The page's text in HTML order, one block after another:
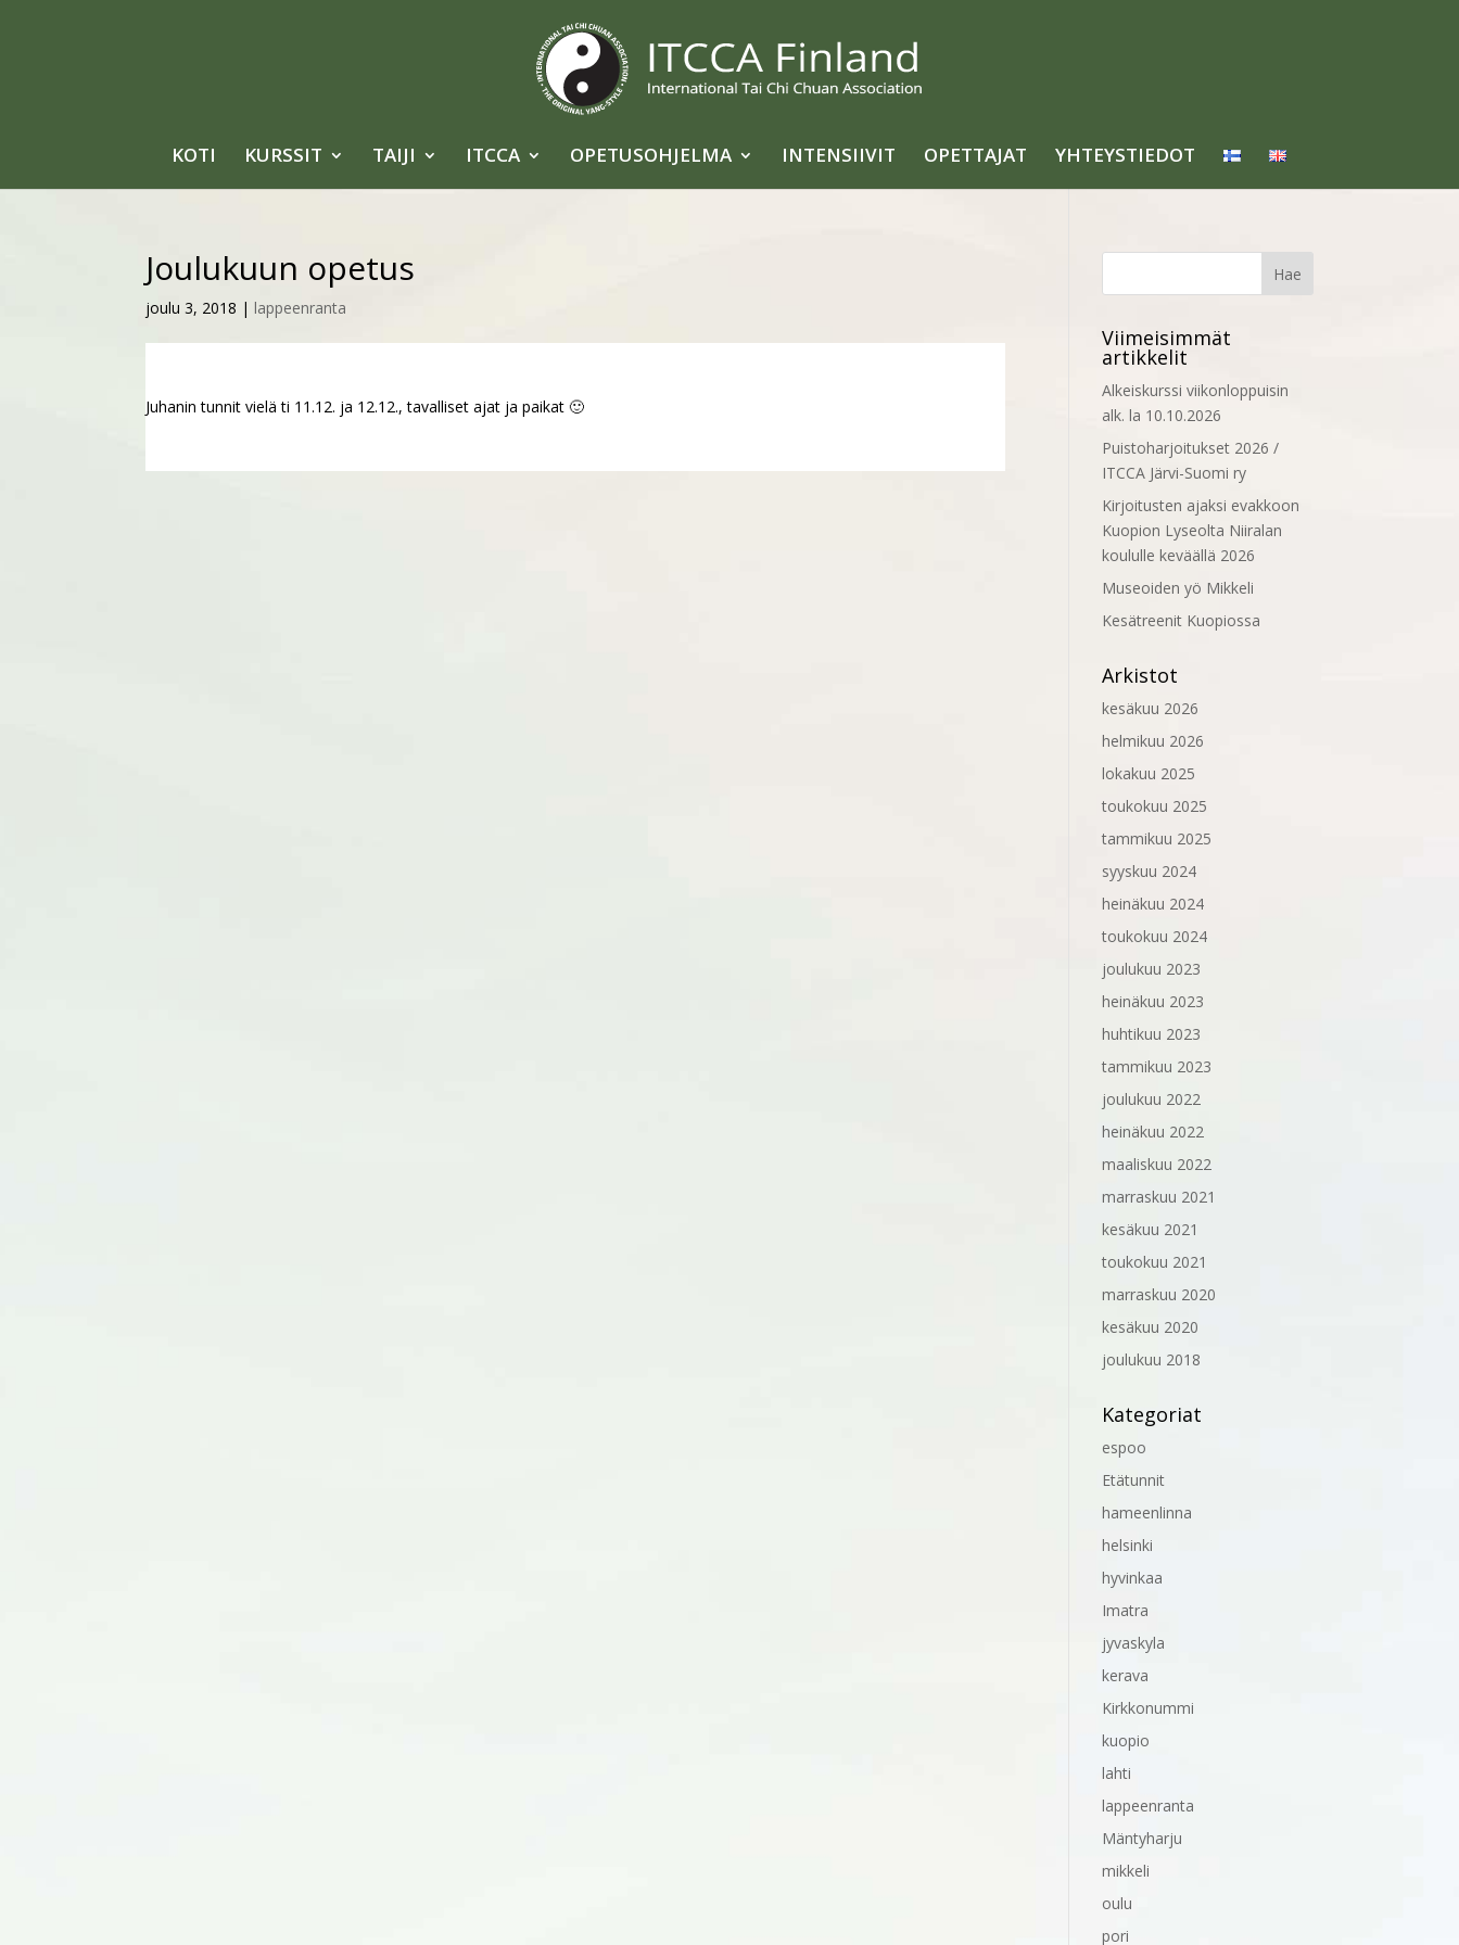
KOTI KURSSIT TAIJI ITCCA OPETUSOHJELMA INTENSIIVIT OPETTAJAT YHTEYSTIEDOT
Joulukuun opetus
joulu 3, 2018 |lappeenranta
Juhanin tunnit vielä ti 11.12. ja 12.12., tavalliset ajat ja paikat 🙂
Viimeisimmät
artikkelit
Alkeiskurssi viikonloppuisin
alk. la 10.10.2026
Puistoharjoitukset 2026 /
ITCCA Järvi-Suomi ry
Kirjoitusten ajaksi evakkoon
Kuopion Lyseolta Niiralan
koululle keväällä 2026
Museoiden yö Mikkeli
Kesätreenit Kuopiossa
Arkistot
kesäkuu 2026
helmikuu 2026
lokakuu 2025
toukokuu 2025
tammikuu 2025
syyskuu 2024
heinäkuu 2024
toukokuu 2024
joulukuu 2023
heinäkuu 2023
huhtikuu 2023
tammikuu 2023
joulukuu 2022
heinäkuu 2022
maaliskuu 2022
marraskuu 2021
kesäkuu 2021
toukokuu 2021
marraskuu 2020
kesäkuu 2020
joulukuu 2018
Kategoriat
espoo
Etätunnit
hameenlinna
helsinki
hyvinkaa
Imatra
jyvaskyla
kerava
Kirkkonummi
kuopio
lahti
lappeenranta
Mäntyharju
mikkeli
oulu
pori